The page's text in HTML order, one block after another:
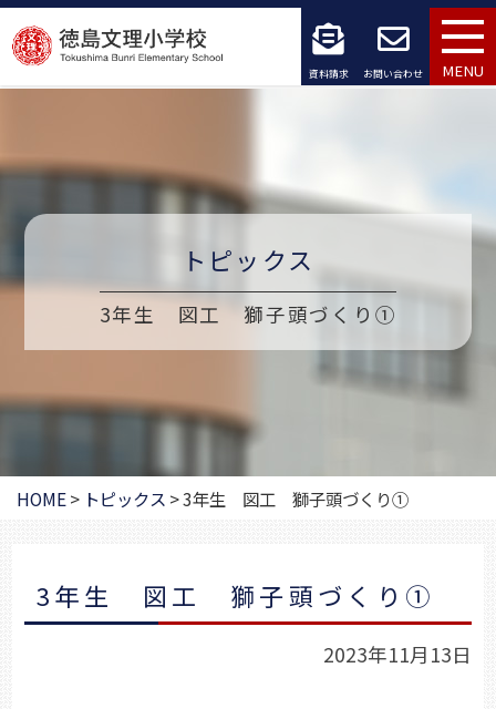
コ
ン
ス
プ
資料請求 お問い合わせ MENU
トピックス
3年生 図工 獅子頭づくり①
HOME> トピックス >3年生 図工 獅子頭づくり①
3年生 図工 獅子頭づくり①
2023年11月13日